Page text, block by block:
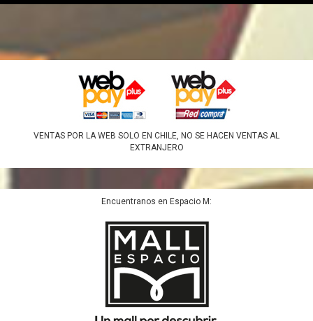
VENTAS POR LA WEB SOLO EN CHILE, NO SE HACEN VENTAS AL
EXTRANJERO
Encuentranos en Espacio M: